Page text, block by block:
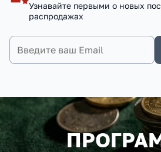
Узнавайте первыми о новых
распродажах